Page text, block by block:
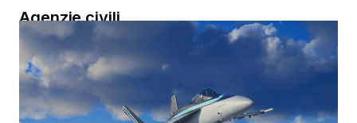
Agenzie civili
Accelera le iniziative di trasformazione digitale
con una piattaforma affidabile, creata per
essere scalabile. Strategy offre soluzioni di
analytics aziendali che modernizzano gli